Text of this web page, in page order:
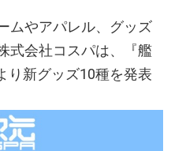
ムやアパレル、グッズ
式会社コスパは、『艦
り新グッズ10種を発表